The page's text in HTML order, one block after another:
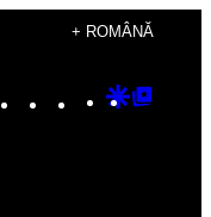
+ ROMÂNĂ
Instagram
TikTok
YouTube
Google